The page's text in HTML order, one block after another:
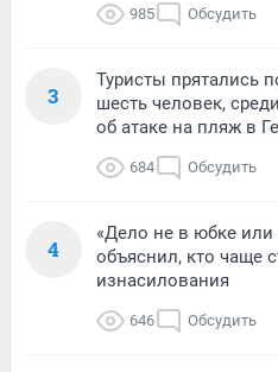
985 Обсудить
3
Туристы прятались
шесть человек,
об атаке на пляж в
684 Обсудить
4
«Дело не в юбке
объяснил, кто чаще
изнасилования
646 Обсудить